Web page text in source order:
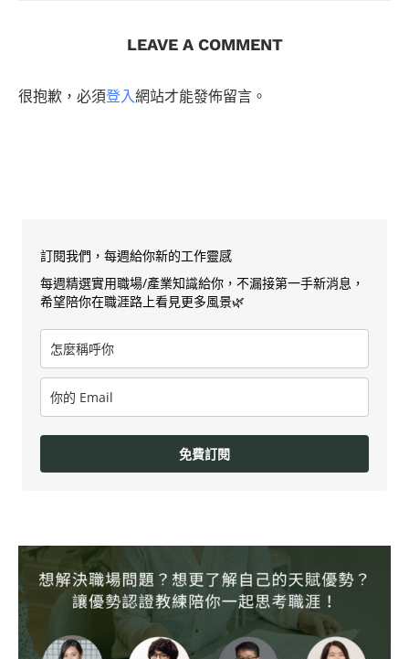
LEAVE A COMMENT
很抱歉，必須登入網站才能發佈留言。
訂閱我們，每週給你新的工作靈感
每週精選實用職場/產業知識給你，不漏接第一手新消息，
希望陪你在職涯路上看見更多風景🌿
免費訂閱